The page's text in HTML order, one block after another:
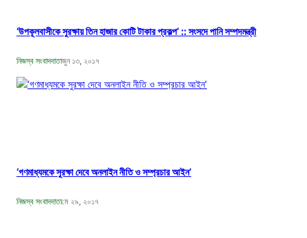
‘উপকূলবাসীকে সুরক্ষায় তিন হাজার কোটি টাকার প্রকল্প’ :: সংসদে পানি সম্পদমন্ত্রী
নিজস্ব সংবাদদাতাজুন ১৩, ২০১৭
‘গণমাধ্যমকে সুরক্ষা দেবে অনলাইন নীতি ও সম্প্রচার আইন’
নিজস্ব সংবাদদাতামে ২৯, ২০১৭